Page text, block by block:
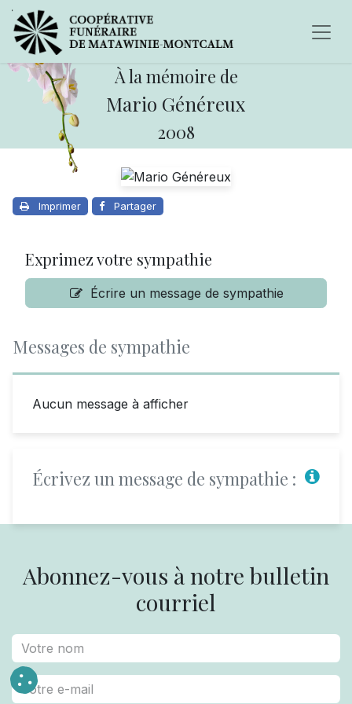
À la mémoire de
Mario Généreux
2008
Imprimer Partager
Exprimez votre sympathie
Écrire un message de sympathie
Messages de sympathie
Aucun message à afficher
Écrivez un message de sympathie :
Abonnez-vous à notre bulletin
courriel